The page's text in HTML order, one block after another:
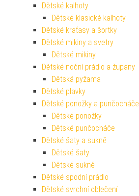
Dětské kalhoty
Dětské klasické kalhoty
Dětské kraťasy a šortky
Dětské mikiny a svetry
Dětské mikiny
Dětské noční prádlo a župany
Dětská pyžama
Dětské plavky
Dětské ponožky a punčocháče
Dětské ponožky
Dětské punčocháče
Dětské šaty a sukně
Dětské šaty
Dětské sukně
Dětské spodní prádlo
Dětské svrchní oblečení